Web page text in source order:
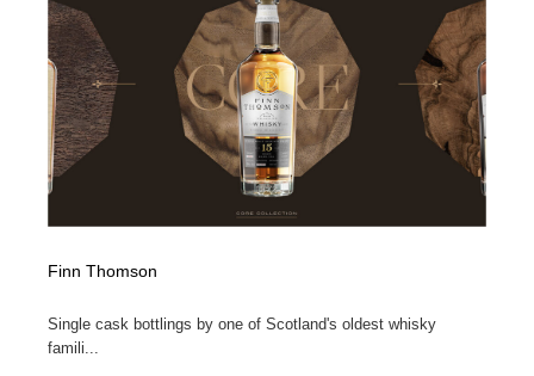
Finn Thomson
Single cask bottlings by one of Scotland's oldest whisky
famili...